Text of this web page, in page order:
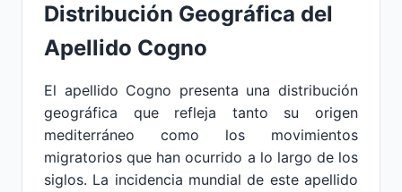
Distribución Geográfica del
Apellido Cogno
El apellido Cogno presenta una distribución
geográfica que refleja tanto su origen
mediterráneo como los movimientos
migratorios que han ocurrido a lo largo de los
siglos. La incidencia mundial de este apellido